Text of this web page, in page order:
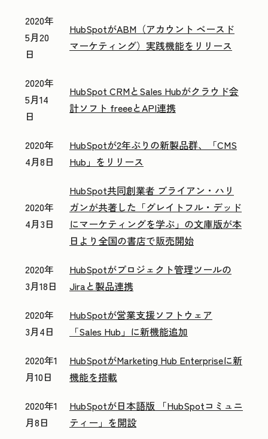
2020年
5月20
日
HubSpotがABM（アカウント ベースド
マーケティング）実践機能をリリース
2020年
5月14
日
HubSpot CRMとSales Hubがクラウド会
計ソフト freeeとAPI連携
2020年
4月8日
HubSpotが2年ぶりの新製品群、「CMS
Hub」をリリース
2020年
4月3日
HubSpot共同創業者 ブライアン・ハリ
ガンが共著した「グレイトフル・デッド
にマーケティングを学ぶ」の文庫版が本
日より全国の書店で販売開始
2020年
3月18日
HubSpotがプロジェクト管理ツールの
Jiraと製品連携
2020年
3月4日
HubSpotが営業支援ソフトウェア
「Sales Hub」に新機能追加
2020年1
月10日
HubSpotがMarketing Hub Enterpriseに新
機能を搭載
2020年1
月8日
HubSpotが日本語版 「HubSpotコミュニ
ティー」を開設